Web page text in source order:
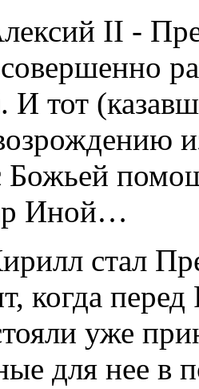
II -
И тот
Иной…
стал
когда
уже
для нее в